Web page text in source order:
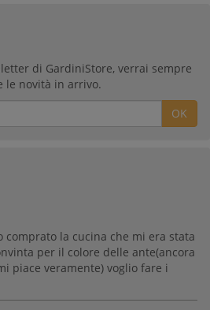
di GardiniStore, verrai sempre
le novità in arrivo.
OK
comprato la cucina che mi era stata
per il colore delle ante(ancora
piace veramente) voglio fare i